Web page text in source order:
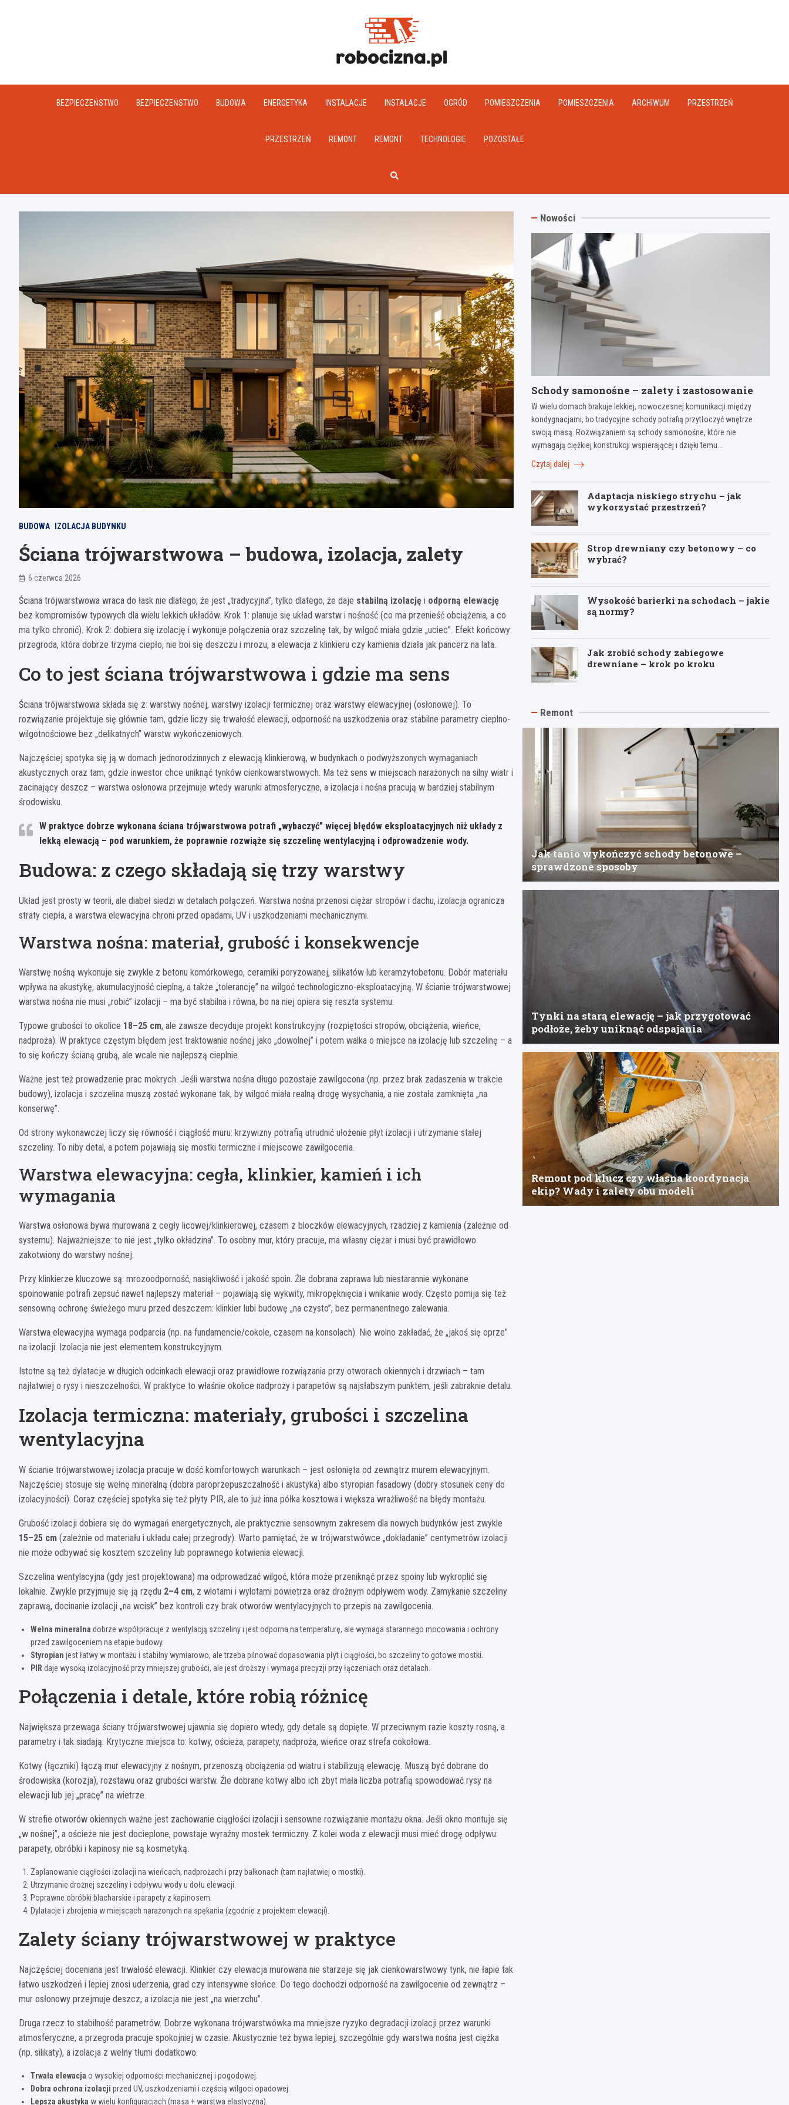
BEZPIECZEŃSTWO BEZPIECZEŃSTWO BUDOWA ENERGETYKA INSTALACJE INSTALACJE OGRÓD POMIESZCZENIA POMIESZCZENIA ARCHIWUM PRZESTRZEŃ
PRZESTRZEŃ REMONT REMONT TECHNOLOGIE POZOSTAŁE
BUDOWA IZOLACJA BUDYNKU
Ściana trójwarstwowa – budowa, izolacja, zalety
6 czerwca 2026
Ściana trójwarstwowa wraca do łask nie dlatego, że jest „tradycyjna”, tylko dlatego, że daje stabilną izolację i odporną elewację
bez kompromisów typowych dla wielu lekkich układów. Krok 1: planuje się układ warstw i nośność (co ma przenieść obciążenia, a co
ma tylko chronić). Krok 2: dobiera się izolację i wykonuje połączenia oraz szczelinę tak, by wilgoć miała gdzie „uciec”. Efekt końcowy:
przegroda, która dobrze trzyma ciepło, nie boi się deszczu i mrozu, a elewacja z klinkieru czy kamienia działa jak pancerz na lata.
Co to jest ściana trójwarstwowa i gdzie ma sens
Ściana trójwarstwowa składa się z: warstwy nośnej, warstwy izolacji termicznej oraz warstwy elewacyjnej (osłonowej). To
rozwiązanie projektuje się głównie tam, gdzie liczy się trwałość elewacji, odporność na uszkodzenia oraz stabilne parametry cieplno-
wilgotnościowe bez „delikatnych” warstw wykończeniowych.
Najczęściej spotyka się ją w domach jednorodzinnych z elewacją klinkierową, w budynkach o podwyższonych wymaganiach
akustycznych oraz tam, gdzie inwestor chce uniknąć tynków cienkowarstwowych. Ma też sens w miejscach narażonych na silny wiatr i
zacinający deszcz – warstwa osłonowa przejmuje wtedy warunki atmosferyczne, a izolacja i nośna pracują w bardziej stabilnym
środowisku.
W praktyce dobrze wykonana ściana trójwarstwowa potrafi „wybaczyć” więcej błędów eksploatacyjnych niż układy z
lekką elewacją – pod warunkiem, że poprawnie rozwiąże się szczelinę wentylacyjną i odprowadzenie wody.
Budowa: z czego składają się trzy warstwy
Układ jest prosty w teorii, ale diabeł siedzi w detalach połączeń. Warstwa nośna przenosi ciężar stropów i dachu, izolacja ogranicza
straty ciepła, a warstwa elewacyjna chroni przed opadami, UV i uszkodzeniami mechanicznymi.
Warstwa nośna: materiał, grubość i konsekwencje
Warstwę nośną wykonuje się zwykle z betonu komórkowego, ceramiki poryzowanej, silikatów lub keramzytobetonu. Dobór materiału
wpływa na akustykę, akumulacyjność cieplną, a także „tolerancję” na wilgoć technologiczno-eksploatacyjną. W ścianie trójwarstwowej
warstwa nośna nie musi „robić” izolacji – ma być stabilna i równa, bo na niej opiera się reszta systemu.
Typowe grubości to okolice 18–25 cm, ale zawsze decyduje projekt konstrukcyjny (rozpiętości stropów, obciążenia, wieńce,
nadproża). W praktyce częstym błędem jest traktowanie nośnej jako „dowolnej” i potem walka o miejsce na izolację lub szczelinę – a
to się kończy ścianą grubą, ale wcale nie najlepszą cieplnie.
Ważne jest też prowadzenie prac mokrych. Jeśli warstwa nośna długo pozostaje zawilgocona (np. przez brak zadaszenia w trakcie
budowy), izolacja i szczelina muszą zostać wykonane tak, by wilgoć miała realną drogę wysychania, a nie została zamknięta „na
konserwę”.
Od strony wykonawczej liczy się równość i ciągłość muru: krzywizny potrafią utrudnić ułożenie płyt izolacji i utrzymanie stałej
szczeliny. To niby detal, a potem pojawiają się mostki termiczne i miejscowe zawilgocenia.
Warstwa elewacyjna: cegła, klinkier, kamień i ich
wymagania
Warstwa osłonowa bywa murowana z cegły licowej/klinkierowej, czasem z bloczków elewacyjnych, rzadziej z kamienia (zależnie od
systemu). Najważniejsze: to nie jest „tylko okładzina”. To osobny mur, który pracuje, ma własny ciężar i musi być prawidłowo
zakotwiony do warstwy nośnej.
Przy klinkierze kluczowe są: mrozoodporność, nasiąkliwość i jakość spoin. Źle dobrana zaprawa lub niestarannie wykonane
spoinowanie potrafi zepsuć nawet najlepszy materiał – pojawiają się wykwity, mikropęknięcia i wnikanie wody. Często pomija się też
sensowną ochronę świeżego muru przed deszczem: klinkier lubi budowę „na czysto”, bez permanentnego zalewania.
Warstwa elewacyjna wymaga podparcia (np. na fundamencie/cokole, czasem na konsolach). Nie wolno zakładać, że „jakoś się oprze”
na izolacji. Izolacja nie jest elementem konstrukcyjnym.
Istotne są też dylatacje w długich odcinkach elewacji oraz prawidłowe rozwiązania przy otworach okiennych i drzwiach – tam
najłatwiej o rysy i nieszczelności. W praktyce to właśnie okolice nadproży i parapetów są najsłabszym punktem, jeśli zabraknie detalu.
Izolacja termiczna: materiały, grubości i szczelina
wentylacyjna
W ścianie trójwarstwowej izolacja pracuje w dość komfortowych warunkach – jest osłonięta od zewnątrz murem elewacyjnym.
Najczęściej stosuje się wełnę mineralną (dobra paroprzepuszczalność i akustyka) albo styropian fasadowy (dobry stosunek ceny do
izolacyjności). Coraz częściej spotyka się też płyty PIR, ale to już inna półka kosztowa i większa wrażliwość na błędy montażu.
Grubość izolacji dobiera się do wymagań energetycznych, ale praktycznie sensownym zakresem dla nowych budynków jest zwykle
15–25 cm (zależnie od materiału i układu całej przegrody). Warto pamiętać, że w trójwarstwówce „dokładanie” centymetrów izolacji
nie może odbywać się kosztem szczeliny lub poprawnego kotwienia elewacji.
Szczelina wentylacyjna (gdy jest projektowana) ma odprowadzać wilgoć, która może przeniknąć przez spoiny lub wykroplić się
lokalnie. Zwykle przyjmuje się ją rzędu 2–4 cm, z wlotami i wylotami powietrza oraz drożnym odpływem wody. Zamykanie szczeliny
zaprawą, docinanie izolacji „na wcisk” bez kontroli czy brak otworów wentylacyjnych to przepis na zawilgocenia.
Wełna mineralna dobrze współpracuje z wentylacją szczeliny i jest odporna na temperaturę, ale wymaga starannego mocowania i ochrony
przed zawilgoceniem na etapie budowy.
Styropian jest łatwy w montażu i stabilny wymiarowo, ale trzeba pilnować dopasowania płyt i ciągłości, bo szczeliny to gotowe mostki.
PIR daje wysoką izolacyjność przy mniejszej grubości, ale jest droższy i wymaga precyzji przy łączeniach oraz detalach.
Połączenia i detale, które robią różnicę
Największa przewaga ściany trójwarstwowej ujawnia się dopiero wtedy, gdy detale są dopięte. W przeciwnym razie koszty rosną, a
parametry i tak siadają. Krytyczne miejsca to: kotwy, ościeża, parapety, nadproża, wieńce oraz strefa cokołowa.
Kotwy (łączniki) łączą mur elewacyjny z nośnym, przenoszą obciążenia od wiatru i stabilizują elewację. Muszą być dobrane do
środowiska (korozja), rozstawu oraz grubości warstw. Źle dobrane kotwy albo ich zbyt mała liczba potrafią spowodować rysy na
elewacji lub jej „pracę” na wietrze.
W strefie otworów okiennych ważne jest zachowanie ciągłości izolacji i sensowne rozwiązanie montażu okna. Jeśli okno montuje się
„w nośnej”, a ościeże nie jest docieplone, powstaje wyraźny mostek termiczny. Z kolei woda z elewacji musi mieć drogę odpływu:
parapety, obróbki i kapinosy nie są kosmetyką.
Zaplanowanie ciągłości izolacji na wieńcach, nadprożach i przy balkonach (tam najłatwiej o mostki).
Utrzymanie drożnej szczeliny i odpływu wody u dołu elewacji.
Poprawne obróbki blacharskie i parapety z kapinosem.
Dylatacje i zbrojenia w miejscach narażonych na spękania (zgodnie z projektem elewacji).
Zalety ściany trójwarstwowej w praktyce
Najczęściej doceniana jest trwałość elewacji. Klinkier czy elewacja murowana nie starzeje się jak cienkowarstwowy tynk, nie łapie tak
łatwo uszkodzeń i lepiej znosi uderzenia, grad czy intensywne słońce. Do tego dochodzi odporność na zawilgocenie od zewnątrz –
mur osłonowy przejmuje deszcz, a izolacja nie jest „na wierzchu”.
Druga rzecz to stabilność parametrów. Dobrze wykonana trójwarstwówka ma mniejsze ryzyko degradacji izolacji przez warunki
atmosferyczne, a przegroda pracuje spokojniej w czasie. Akustycznie też bywa lepiej, szczególnie gdy warstwa nośna jest ciężka
(np. silikaty), a izolacja z wełny tłumi dodatkowo.
Trwała elewacja o wysokiej odporności mechanicznej i pogodowej.
Dobra ochrona izolacji przed UV, uszkodzeniami i częścią wilgoci opadowej.
Lepsza akustyka w wielu konfiguracjach (masa + warstwa elastyczna).
Nowości
Schody samonośne – zalety i zastosowanie
W wielu domach brakuje lekkiej, nowoczesnej komunikacji między
kondygnacjami, bo tradycyjne schody potrafią przytłoczyć wnętrze
swoją masą. Rozwiązaniem są schody samonośne, które nie
wymagają ciężkiej konstrukcji wspierającej i dzięki temu…
Czytaj dalej
Adaptacja niskiego strychu – jak
wykorzystać przestrzeń?
Strop drewniany czy betonowy – co
wybrać?
Wysokość barierki na schodach – jakie
są normy?
Jak zrobić schody zabiegowe
drewniane – krok po kroku
Remont
Jak tanio wykończyć schody betonowe –
sprawdzone sposoby
Tynki na starą elewację – jak przygotować
podłoże, żeby uniknąć odspajania
Remont pod klucz czy własna koordynacja
ekip? Wady i zalety obu modeli